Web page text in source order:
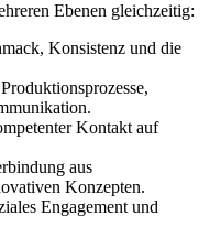
Ebenen gleichzeitig:
Konsistenz und die
Kontakt auf
aus
Konzepten.
Engagement und